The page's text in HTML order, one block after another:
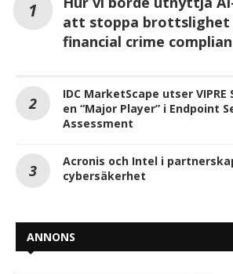
att stoppa brottslighet
financial crime
IDC MarketScape utser
en “Major Player” i Endpoint
Assessment
Acronis och Intel i
cybersäkerhet
ANNONS